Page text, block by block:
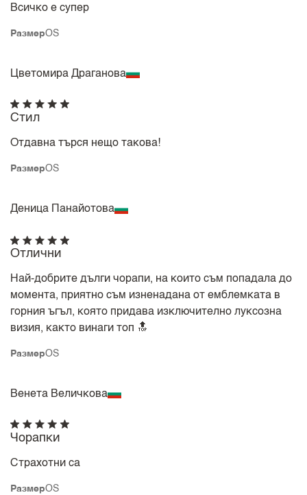
РазмерOS
Всичко е супер
Цветомира Драганова
РазмерOS
Стил
Отдавна търся нещо такова!
Деница Панайотова
РазмерOS
Отлични
Най-добрите дълги чорапи, на които съм попадала до
момента, приятно съм изненадана от емблемката в
горния ъгъл, която придава изключително луксозна
визия, както винаги топ 🔝
Венета Величкова
РазмерOS
Чорапки
Страхотни са